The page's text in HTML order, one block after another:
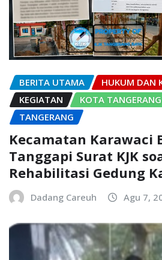
BERITA UTAMA
HUKUM DAN
KEGIATAN
KOTA TANGERANG
TANGERANG
Kecamatan Karawaci
Tanggapi Surat KJK
Rehabilitasi Gedung
Dadang Careuh Agu 7,